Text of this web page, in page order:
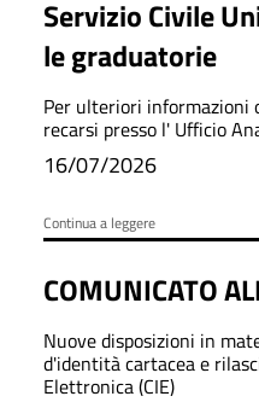
Servizio Civile
le graduatorie
Per ulteriori informazioni
recarsi presso l' Ufficio
16/07/2026
Continua a leggere
COMUNICATO
Nuove disposizioni in
d'identità cartacea e
Elettronica (CIE)